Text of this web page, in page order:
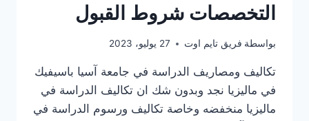
التخصصات شروط القبول
بواسطة فريق تايم اوت 27 يوليو، 2023
تكاليف ومصاريف الدراسة في جامعة آسيا باسيفيك
في ماليزيا نجد وبدون شك ان تكاليف الدراسة في
ماليزيا منخفضه وخاصة تكاليف ورسوم الدراسة في